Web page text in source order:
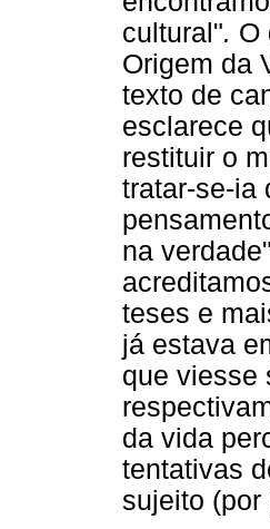
cultural". O
Origem da
texto de
esclarece
restituir o
tratar-se-ia
na verdade"
teses e
já estava
que viesse
da vida
tentativas
sujeito (por